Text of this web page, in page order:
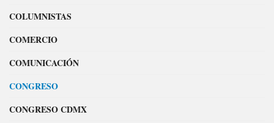
COLUMNISTAS
COMERCIO
COMUNICACIÓN
CONGRESO
CONGRESO CDMX